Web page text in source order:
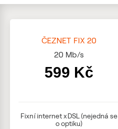
ČEZNET FIX 20
20 Mb/s
599 Kč
Fixní internet xDSL (nejedná se
o optiku)